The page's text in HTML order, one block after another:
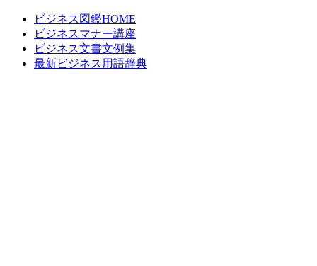
ビジネス図鑑HOME
ビジネスマナー講座
ビジネス文書文例集
最新ビジネス用語辞典